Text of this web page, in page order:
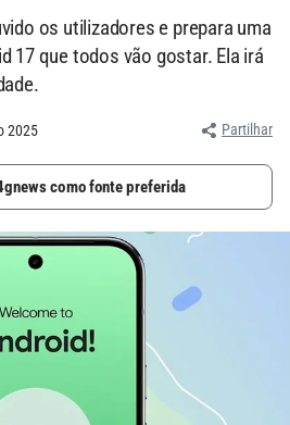
os utilizadores e prepara uma
17 que todos vão gostar. Ela irá
2025 Partilhar
como fonte preferida